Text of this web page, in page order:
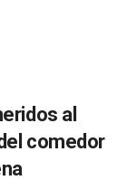
al
comedor